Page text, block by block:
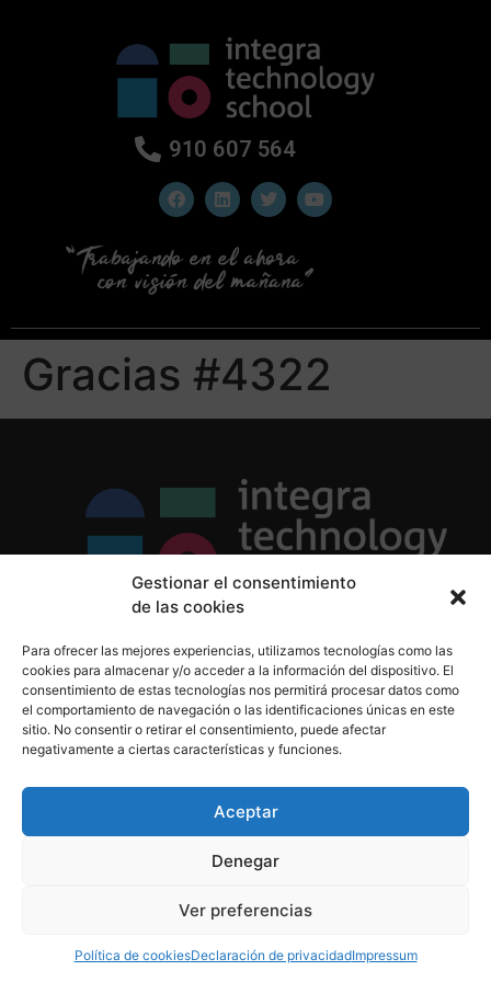
Gestionar el consentimiento
de las cookies
Para ofrecer las mejores experiencias, utilizamos tecnologías como las
cookies para almacenar y/o acceder a la información del dispositivo. El
consentimiento de estas tecnologías nos permitirá procesar datos como
el comportamiento de navegación o las identificaciones únicas en este
sitio. No consentir o retirar el consentimiento, puede afectar
negativamente a ciertas características y funciones.
Aceptar
Denegar
Ver preferencias
Política de cookiesDeclaración de privacidadImpressum
910 607 564
Gracias #4322
Política de Cookies
Aviso Legal
910 607 564
derechos reservados